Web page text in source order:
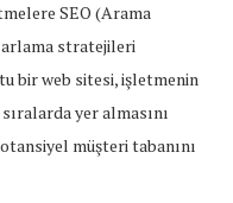
SEO (Arama
stratejileri
bir web sitesi, işletmenin
yer almasını
müşteri tabanını